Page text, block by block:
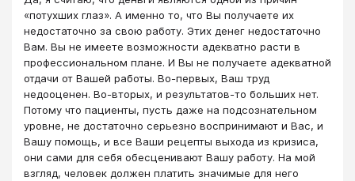
«потухших глаз». А именно то, что Вы получаете их
недостаточно за свою работу. Этих денег недостаточно
Вам. Вы не имеете возможности адекватно расти в
профессиональном плане. И Вы не получаете адекватной
отдачи от Вашей работы. Во-первых, Ваш труд
недооценен. Во-вторых, и результатов-то больших нет.
Потому что пациенты, пусть даже на подсознательном
уровне, не достаточно серьезно воспринимают и Вас, и
Вашу помощь, и все Ваши рецепты выхода из кризиса,
они сами для себя обесценивают Вашу работу. На мой
взгляд, человек должен платить значимые для него